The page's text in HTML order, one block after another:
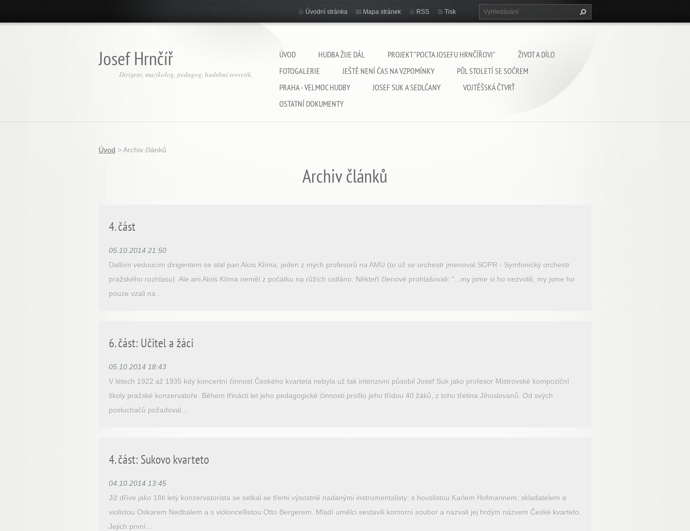
Josef Hrnčíř
Dirigent, muzikolog, pedagog, hudební teoretik.
ÚVOD HUDBA ŽIJE DÁL PROJEKT "POCTA JOSEFU HRNČÍŘOVI"
ŽIVOT A DÍLO
FOTOGALERIE
JEŠTĚ NENÍ ČAS NA VZPOMÍNKY
PŮL STOLETÍ SE SOČREM
PRAHA - VELMOC HUDBY
JOSEF SUK A SEDLČANY
VOJTĚŠSKÁ ČTVRŤ
OSTATNÍ DOKUMENTY
Úvodní stránka Mapa stránek RSS Tisk
Úvod >Archiv článků
Archiv článků
4. část
05.10.2014 21:50
Dalším vedoucím dirigentem se stal pan Alois Klíma, jeden z mých profesorů na AMU (to už se orchestr jmenoval SOPR - Symfonický orchestr
pražského rozhlasu). Ale ani Alois Klíma neměl z počátku na růžích ustláno. Někteří členové prohlašovali: "...my jsme si ho nezvolili, my jsme ho
pouze vzali na...
6. část: Učitel a žáci
05.10.2014 18:43
V létech 1922 až 1935 kdy koncertní činnost Českého kvarteta nebyla už tak intenzivní působil Josef Suk jako profesor Mistrovské kompoziční
školy pražské konzervatoře. Během třinácti let jeho pedagogické činnosti prošlo jeho třídou 40 žáků, z toho třetina Jihoslovanů. Od svých
posluchačů požadoval...
4. část: Sukovo kvarteto
04.10.2014 13:45
Již dříve jako 18ti letý konzervatorista se setkal se třemi výsostně nadanými instrumentalisty: s houslistou Karlem Hofmannem, skladatelem a
violistou Oskarem Nedbalem a s violoncellistou Otto Bergerem. Mladí umělci sestavili komorní soubor a nazvali jej hrdým názvem České kvarteto.
Jejich první...